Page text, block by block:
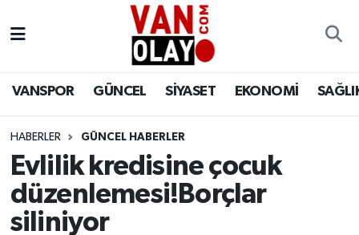
VANSPOR GÜNCEL SİYASET EKONOMİ
HABERLER GÜNCEL HABERLER
Evlilik kredisine çocuk
düzenlemesi!Borçlar
siliniyor
Siyaset
Ekonomi
Sağlık
Van Nöbetçi Eczaneler
Van Namaz Vakitleri
Van Trafik Yoğunluk Haritası
Süper Lig Puan Durumu ve Fikstür